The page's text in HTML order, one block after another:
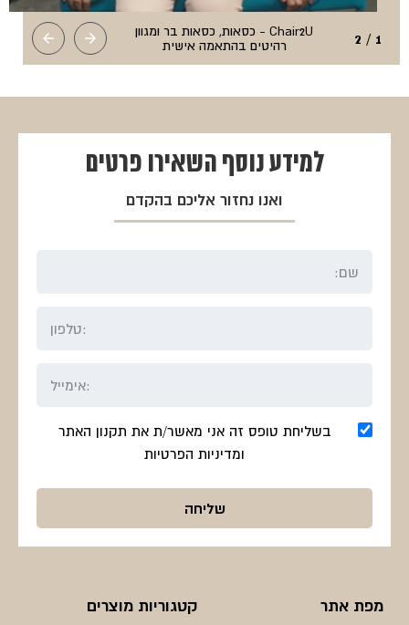
1 / 2
Chair2U - כסאות, כסאות בר ומגוון
רהיטים בהתאמה אישית
מפת אתר קטגוריות מוצרים
למידע נוסף השאירו פרטים
ואנו נחזור אליכם בהקדם
בשליחת טופס זה אני מאשר/ת את תקנון האתר
ומדיניות הפרטיות